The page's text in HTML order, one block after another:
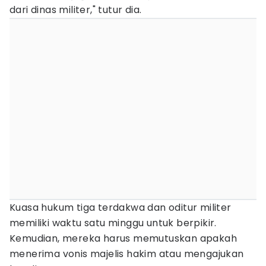
dari dinas militer," tutur dia.
Kuasa hukum tiga terdakwa dan oditur militer
memiliki waktu satu minggu untuk berpikir.
Kemudian, mereka harus memutuskan apakah
menerima vonis majelis hakim atau mengajukan